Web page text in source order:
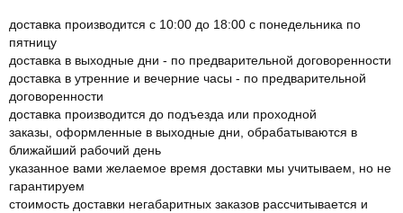
доставка производится с 10:00 до 18:00 с понедельника по
пятницу
доставка в выходные дни - по предварительной договоренности
доставка в утренние и вечерние часы - по предварительной
договоренности
доставка производится до подъезда или проходной
заказы, оформленные в выходные дни, обрабатываются в
ближайший рабочий день
указанное вами желаемое время доставки мы учитываем, но не
гарантируем
стоимость доставки негабаритных заказов рассчитывается и